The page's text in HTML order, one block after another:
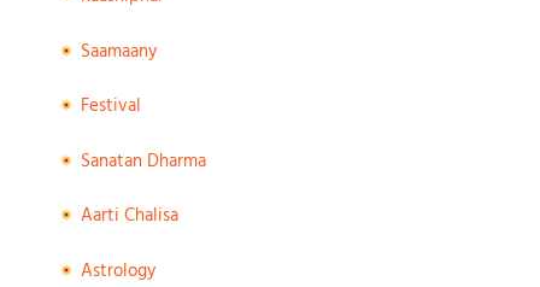
Saamaany
Festival
Sanatan Dharma
Aarti Chalisa
Astrology